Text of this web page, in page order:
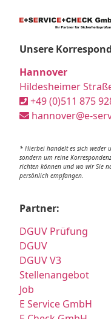
Unsere
Hannover
Hildesheimer
+49 (0)511 875
hannover@e-
* Hierbei handelt es sich weder
sondern um reine
richten können und wo wir Sie
persönlich empfangen.
Partner:
DGUV Prüfung
DGUV
DGUV V3
Stellenangebot
Job
E Service GmbH